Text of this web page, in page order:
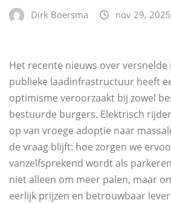
Dirk Boersma nov 29, 2025
Het recente nieuws over
publieke laadinfrastructuur heeft
optimisme veroorzaakt bij zowel
bestuurde burgers. Elektrisch
op van vroege adoptie naar
de vraag blijft: hoe zorgen we
vanzelfsprekend wordt als
niet alleen om meer palen, maar
eerlijk prijzen en betrouwbaar